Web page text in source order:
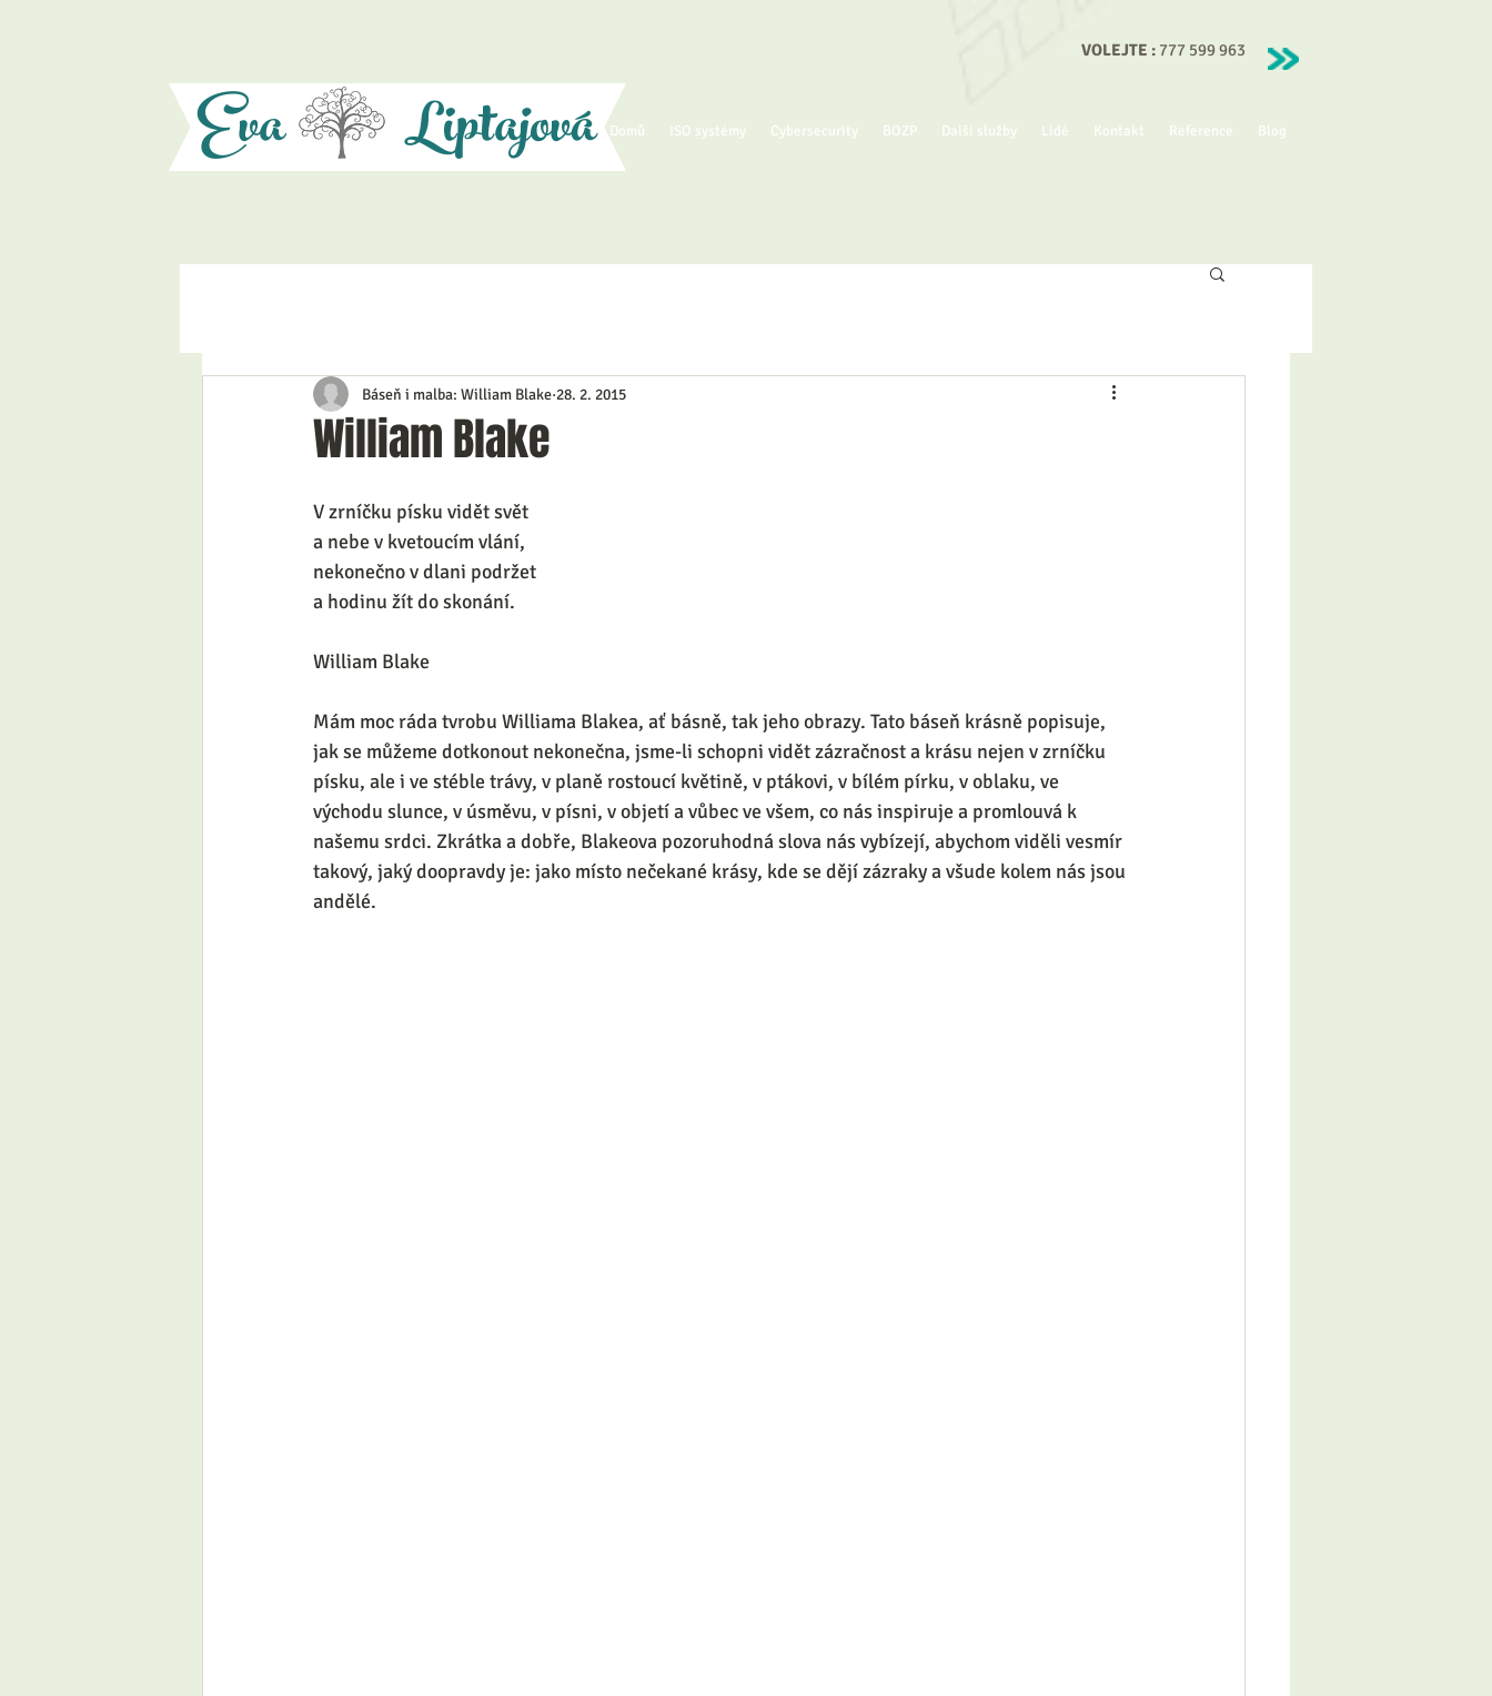
VOLEJTE : 777 599 963
Domů ISO systémy Cybersecurity BOZP Další služby Lidé Kontakt Reference Blog
Eva Liptajová
William Blake
Báseň i malba: William Blake 28. 2. 2015
V zrníčku písku vidět svět
a nebe v kvetoucím vlání,
nekonečno v dlani podržet
a hodinu žít do skonání.
William Blake
Mám moc ráda tvrobu Williama Blakea, ať básně, tak jeho obrazy. Tato báseň krásně popisuje,
jak se můžeme dotkonout nekonečna, jsme-li schopni vidět zázračnost a krásu nejen v zrníčku
písku, ale i ve stéble trávy, v planě rostoucí květině, v ptákovi, v bílém pírku, v oblaku, ve
východu slunce, v úsměvu, v písni, v objetí a vůbec ve všem, co nás inspiruje a promlouvá k
našemu srdci. Zkrátka a dobře, Blakeova pozoruhodná slova nás vybízejí, abychom viděli vesmír
takový, jaký doopravdy je: jako místo nečekané krásy, kde se dějí zázraky a všude kolem nás jsou
andělé.